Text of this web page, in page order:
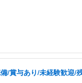
/賞与あり/未経験歓迎/